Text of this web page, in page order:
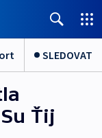
SLEDOVAT
Ťij